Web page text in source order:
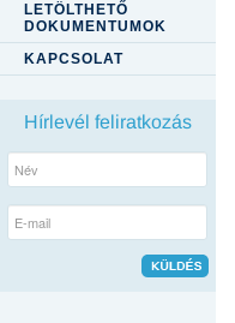
LETÖLTHETŐ
DOKUMENTUMOK
KAPCSOLAT
Hírlevél feliratkozás